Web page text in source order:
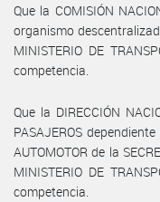
Que la COMISIÓN
organismo
MINISTERIO DE
competencia.
Que la DIRECCIÓN
PASAJEROS
AUTOMOTOR de la
MINISTERIO DE
competencia.